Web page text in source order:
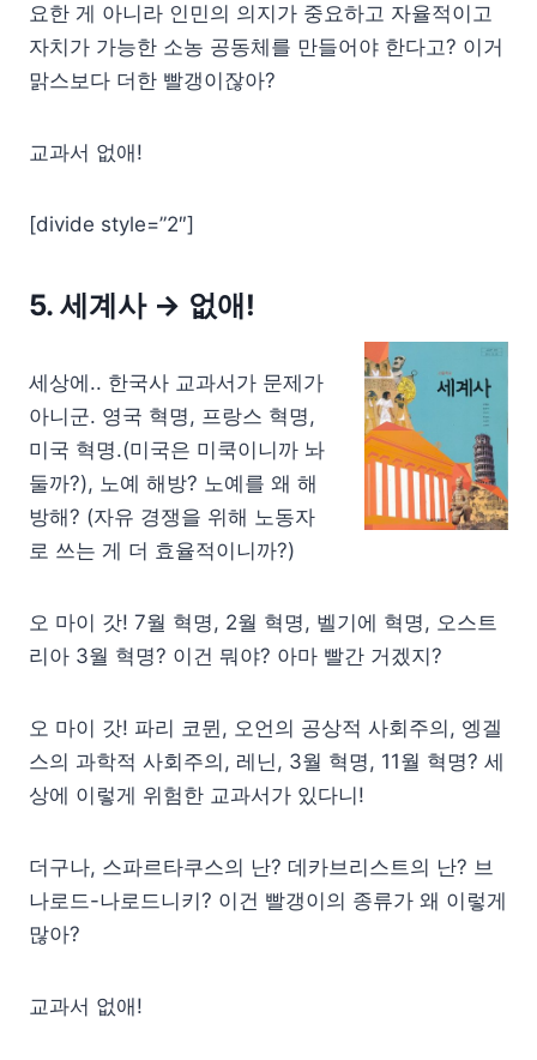
요한 게 아니라 인민의 의지가 중요하고 자율적이고
자치가 가능한 소농 공동체를 만들어야 한다고? 이거
맑스보다 더한 빨갱이잖아?
교과서 없애!
[divide style=”2″]
5. 세계사 → 없애!
세상에.. 한국사 교과서가 문제가
아니군. 영국 혁명, 프랑스 혁명,
미국 혁명.(미국은 미쿡이니까 놔
둘까?), 노예 해방? 노예를 왜 해
방해? (자유 경쟁을 위해 노동자
로 쓰는 게 더 효율적이니까?)
오 마이 갓! 7월 혁명, 2월 혁명, 벨기에 혁명, 오스트
리아 3월 혁명? 이건 뭐야? 아마 빨간 거겠지?
오 마이 갓! 파리 코뮌, 오언의 공상적 사회주의, 엥겔
스의 과학적 사회주의, 레닌, 3월 혁명, 11월 혁명? 세
상에 이렇게 위험한 교과서가 있다니!
더구나, 스파르타쿠스의 난? 데카브리스트의 난? 브
나로드-나로드니키? 이건 빨갱이의 종류가 왜 이렇게
많아?
교과서 없애!